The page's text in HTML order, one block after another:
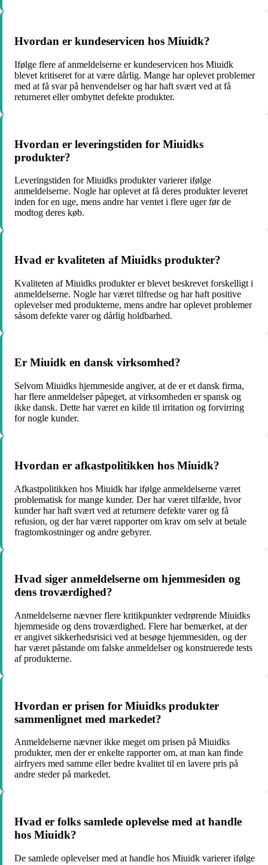
Hvordan er kundeservicen hos Miuidk?
Ifølge flere af anmeldelserne er kundeservicen hos Miuidk
blevet kritiseret for at være dårlig. Mange har oplevet problemer
med at få svar på henvendelser og har haft svært ved at få
returneret eller ombyttet defekte produkter.
Hvordan er leveringstiden for Miuidks
produkter?
Leveringstiden for Miuidks produkter varierer ifølge
anmeldelserne. Nogle har oplevet at få deres produkter leveret
inden for en uge, mens andre har ventet i flere uger før de
modtog deres køb.
Hvad er kvaliteten af Miuidks produkter?
Kvaliteten af Miuidks produkter er blevet beskrevet forskelligt i
anmeldelserne. Nogle har været tilfredse og har haft positive
oplevelser med produkterne, mens andre har oplevet problemer
såsom defekte varer og dårlig holdbarhed.
Er Miuidk en dansk virksomhed?
Selvom Miuidks hjemmeside angiver, at de er et dansk firma,
har flere anmeldelser påpeget, at virksomheden er spansk og
ikke dansk. Dette har været en kilde til irritation og forvirring
for nogle kunder.
Hvordan er afkastpolitikken hos Miuidk?
Afkastpolitikken hos Miuidk har ifølge anmeldelserne været
problematisk for mange kunder. Der har været tilfælde, hvor
kunder har haft svært ved at returnere defekte varer og få
refusion, og der har været rapporter om krav om selv at betale
fragtomkostninger og andre gebyrer.
Hvad siger anmeldelserne om hjemmesiden og
dens troværdighed?
Anmeldelserne nævner flere kritikpunkter vedrørende Miuidks
hjemmeside og dens troværdighed. Flere har bemærket, at der
er angivet sikkerhedsrisici ved at besøge hjemmesiden, og der
har været påstande om falske anmeldelser og konstruerede tests
af produkterne.
Hvordan er prisen for Miuidks produkter
sammenlignet med markedet?
Anmeldelserne nævner ikke meget om prisen på Miuidks
produkter, men der er enkelte rapporter om, at man kan finde
airfryers med samme eller bedre kvalitet til en lavere pris på
andre steder på markedet.
Hvad er folks samlede oplevelse med at handle
hos Miuidk?
De samlede oplevelser med at handle hos Miuidk varierer ifølge